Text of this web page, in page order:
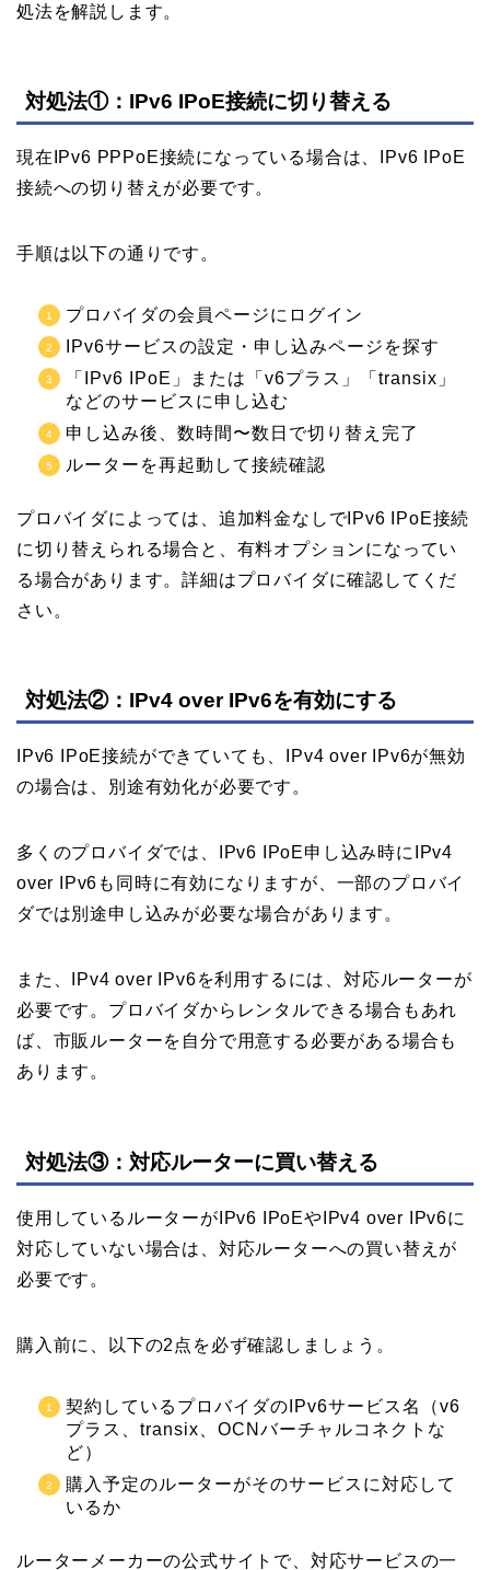
処法を解説します。
対処法①：IPv6 IPoE接続に切り替える
現在IPv6 PPPoE接続になっている場合は、IPv6 IPoE
接続への切り替えが必要です。
手順は以下の通りです。
プロバイダの会員ページにログイン
IPv6サービスの設定・申し込みページを探す
「IPv6 IPoE」または「v6プラス」「transix」
などのサービスに申し込む
申し込み後、数時間〜数日で切り替え完了
ルーターを再起動して接続確認
プロバイダによっては、追加料金なしでIPv6 IPoE接続
に切り替えられる場合と、有料オプションになってい
る場合があります。詳細はプロバイダに確認してくだ
さい。
対処法②：IPv4 over IPv6を有効にする
IPv6 IPoE接続ができていても、IPv4 over IPv6が無効
の場合は、別途有効化が必要です。
多くのプロバイダでは、IPv6 IPoE申し込み時にIPv4
over IPv6も同時に有効になりますが、一部のプロバイ
ダでは別途申し込みが必要な場合があります。
また、IPv4 over IPv6を利用するには、対応ルーターが
必要です。プロバイダからレンタルできる場合もあれ
ば、市販ルーターを自分で用意する必要がある場合も
あります。
対処法③：対応ルーターに買い替える
使用しているルーターがIPv6 IPoEやIPv4 over IPv6に
対応していない場合は、対応ルーターへの買い替えが
必要です。
購入前に、以下の2点を必ず確認しましょう。
契約しているプロバイダのIPv6サービス名（v6
プラス、transix、OCNバーチャルコネクトな
ど）
購入予定のルーターがそのサービスに対応して
いるか
ルーターメーカーの公式サイトで、対応サービスの一